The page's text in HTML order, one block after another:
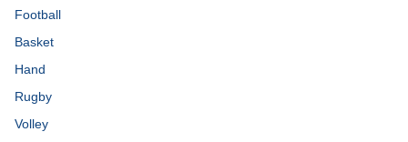
Football
Basket
Hand
Rugby
Volley